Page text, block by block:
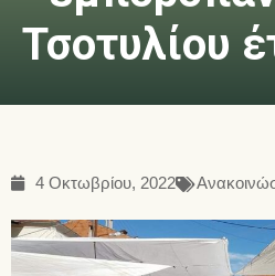
Τσοτυλίου
4 Οκτωβρίου, 2022